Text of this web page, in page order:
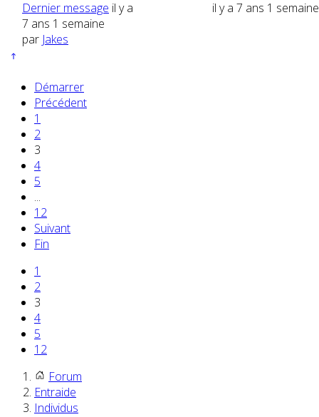
Dernier message il y a
7 ans 1 semaine
par Jakes
il y a 7 ans 1 semaine
Démarrer
Précédent
1
2
3
4
5
...
12
Suivant
Fin
1
2
3
4
5
12
Forum
Entraide
Individus